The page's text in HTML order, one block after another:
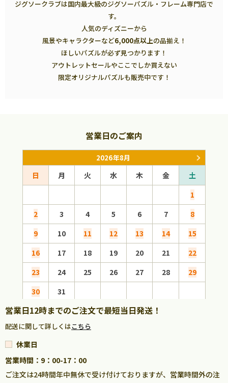
ジグソークラブは国内最大級のジグソーパズル・フレーム専門店で
す。
人気のディズニーから
風景やキャラクターなど6,000点以上の品揃え！
ほしいパズルが必ず見つかります！
アウトレットセールやここでしか買えない
限定オリジナルパズルも販売中です！
営業日のご案内
2026年8月
日 月 火 水 木 金
土
1
2
3 4 5 6 7
8
9
10 11 12 13 14
15
16
17 18 19 20 21
22
23
24 25 26 27 28
29
30
31
営業日12時までのご注文で最短当日発送！
配送に関して詳しくはこちら
休業日
営業時間：9：00-17：00
ご注文は24時間年中無休で受け付けておりますが、営業時間外の注